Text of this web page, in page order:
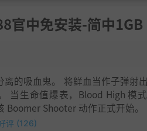
官中免安装-简中1GB
离的吸血鬼。 将鲜血当作子弹射
当生命值爆表，Blood High 模
Boomer Shooter 动作正式开始。
评 (126)